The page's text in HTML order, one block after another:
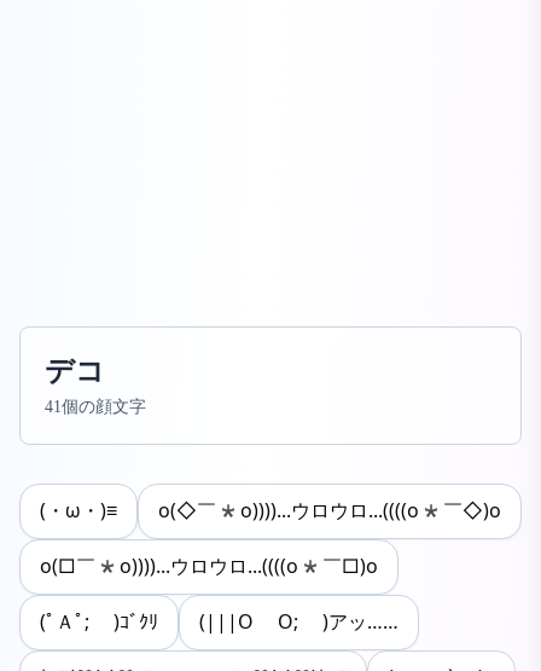
デコ
41個の顔文字
(・ω・)≡ o(◇￣*o))))...ウロウロ...((((o*￣◇)o
o(□￣*o))))...ウロウロ...((((o*￣□)o
(ﾟＡﾟ; )ｺﾞｸﾘ (|||O O; )アッ……